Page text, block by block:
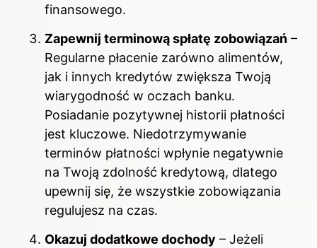
finansowego.
Zapewnij terminową spłatę zobowiązań –
Regularne płacenie zarówno alimentów,
jak i innych kredytów zwiększa Twoją
wiarygodność w oczach banku.
Posiadanie pozytywnej historii płatności
jest kluczowe. Niedotrzymywanie
terminów płatności wpłynie negatywnie
na Twoją zdolność kredytową, dlatego
upewnij się, że wszystkie zobowiązania
regulujesz na czas.
Okazuj dodatkowe dochody – Jeżeli